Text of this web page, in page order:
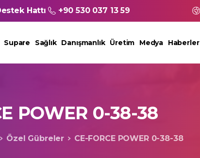
Hattı +90 530 037 13 59
Supare Sağlık Danışmanlık Üretim Medya Haberler
POWER 0-38-38
Özel Gübreler CE-FORCE POWER 0-38-38